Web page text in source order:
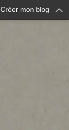
Créer mon blog